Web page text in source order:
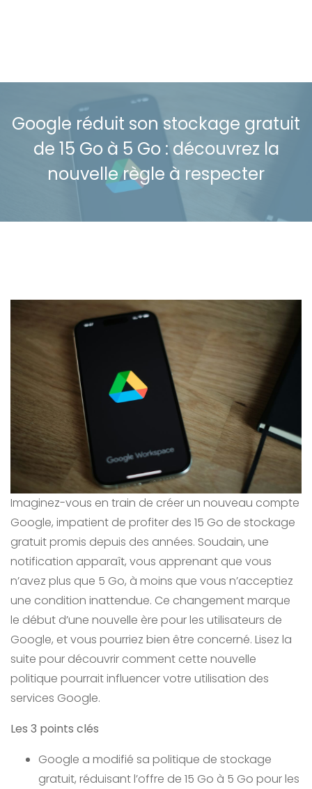
Google réduit son stockage gratuit
de 15 Go à 5 Go : découvrez la
nouvelle règle à respecter
Imaginez-vous en train de créer un nouveau compte
Google, impatient de profiter des 15 Go de stockage
gratuit promis depuis des années. Soudain, une
notification apparaît, vous apprenant que vous
n’avez plus que 5 Go, à moins que vous n’acceptiez
une condition inattendue. Ce changement marque
le début d’une nouvelle ère pour les utilisateurs de
Google, et vous pourriez bien être concerné. Lisez la
suite pour découvrir comment cette nouvelle
politique pourrait influencer votre utilisation des
services Google.
Les 3 points clés
Google a modifié sa politique de stockage
gratuit, réduisant l’offre de 15 Go à 5 Go pour les